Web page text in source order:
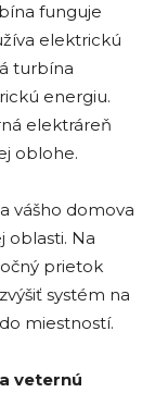
funguje
elektrickú
turbína
energiu.
elektráreň
oblohe.
vášho domova
oblasti. Na
prietok
systém na
miestností.
veternú